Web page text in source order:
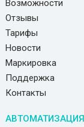
Возможности
Отзывы
Тарифы
Новости
Маркировка
Поддержка
Контакты
АВТОМАТИЗАЦИЯ